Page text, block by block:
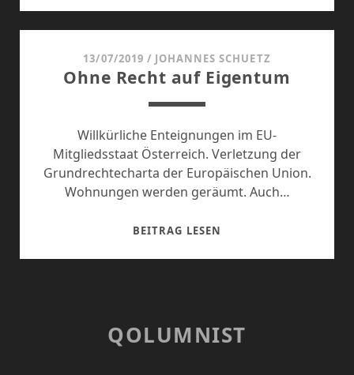
ALEXANDRA
BADER
13/07/2019 / JOHANNES SCHUETZ
Ohne Recht auf Eigentum
Willkürliche Enteignungen im EU-
Mitgliedsstaat Österreich. Verletzung der
Grundrechtecharta der Europäischen Union.
Wohnungen werden geräumt. Auch…
BEITRAG LESEN
QOLUMNIST